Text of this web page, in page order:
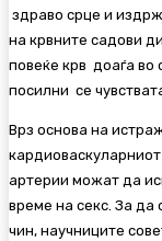
здраво срце и
на крвните садови
повеќе крв доаѓа во
посилни се
Врз основа на
артерии можат да
време на секс. За да
чин, научниците